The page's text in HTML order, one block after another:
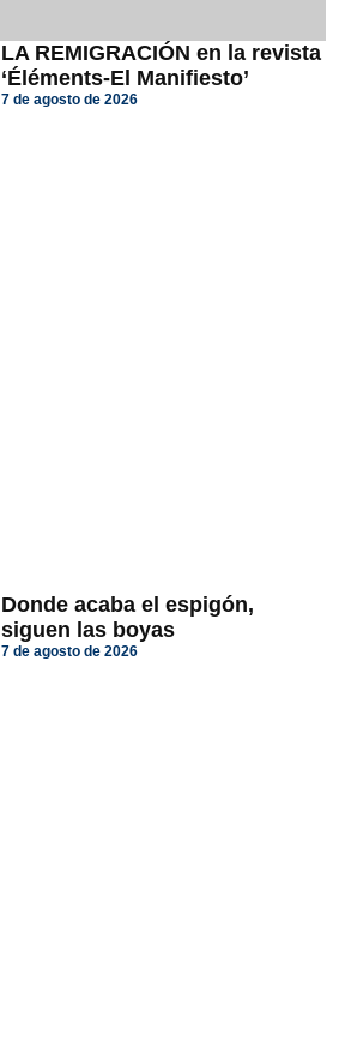
LA REMIGRACIÓN en la revista
‘Éléments-El Manifiesto’
7 de agosto de 2026
Donde acaba el espigón,
siguen las boyas
7 de agosto de 2026